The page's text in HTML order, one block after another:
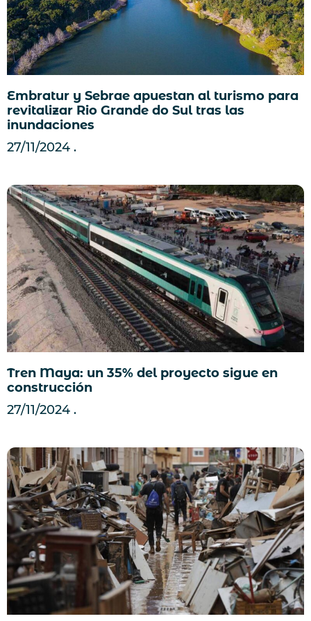
Embratur y Sebrae apuestan al turismo para
revitalizar Rio Grande do Sul tras las
inundaciones
27/11/2024
Tren Maya: un 35% del proyecto sigue en
construcción
27/11/2024